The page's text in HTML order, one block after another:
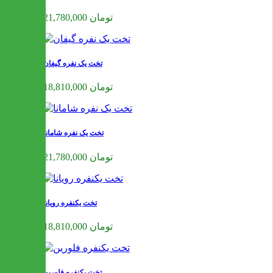
21,780,000 تومان
تخت یک نفره گیفان
18,810,000 تومان
تخت یک نفره شامانا
21,780,000 تومان
تخت یکنفره رویانا
18,810,000 تومان